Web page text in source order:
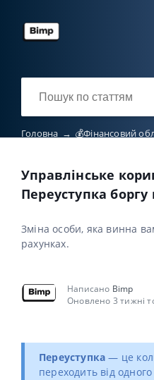
Головна → 💰Фінансовий
Управлінське
Переуступка боргу
Зміна особи, яка винна
рахунках.
Написано Bimp
Оновлено 3 тижні
Переуступка — це
переходить від